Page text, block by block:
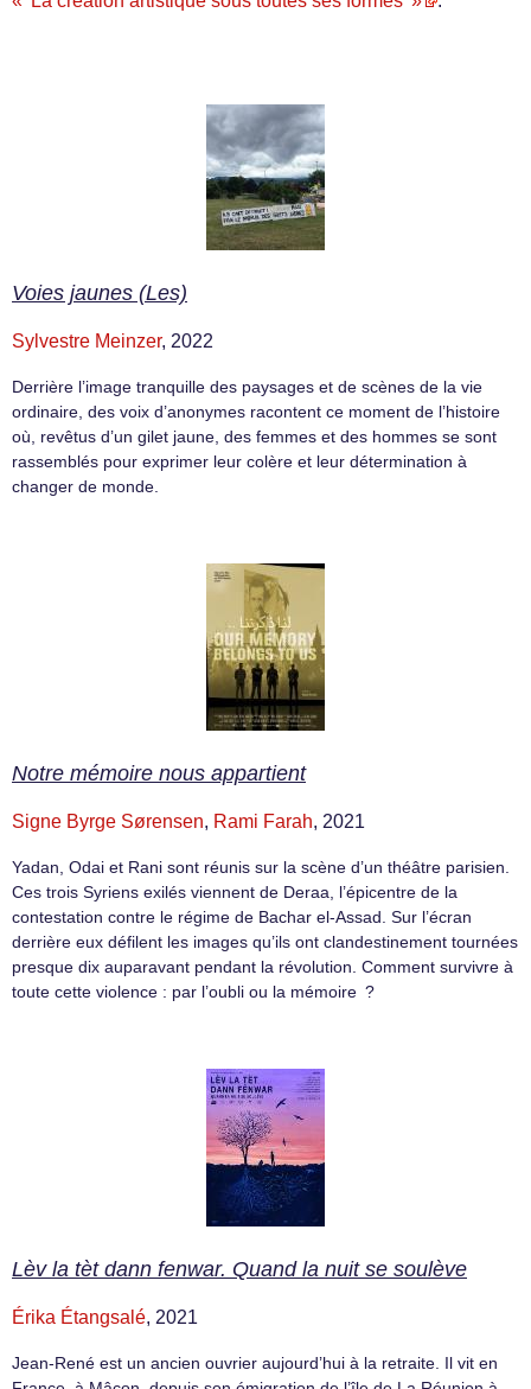
Voies jaunes (Les)
Sylvestre Meinzer, 2022
Derrière l’image tranquille des paysages et de scènes de la vie
ordinaire, des voix d’anonymes racontent ce moment de l’histoire
où, revêtus d’un gilet jaune, des femmes et des hommes se sont
rassemblés pour exprimer leur colère et leur détermination à
changer de monde.
Notre mémoire nous appartient
Signe Byrge Sørensen, Rami Farah, 2021
Yadan, Odai et Rani sont réunis sur la scène d’un théâtre parisien.
Ces trois Syriens exilés viennent de Deraa, l’épicentre de la
contestation contre le régime de Bachar el-Assad. Sur l’écran
derrière eux défilent les images qu’ils ont clandestinement tournées
presque dix auparavant pendant la révolution. Comment survivre à
toute cette violence : par l’oubli ou la mémoire ?
Lèv la tèt dann fenwar. Quand la nuit se soulève
Érika Étangsalé, 2021
Jean-René est un ancien ouvrier aujourd’hui à la retraite. Il vit en